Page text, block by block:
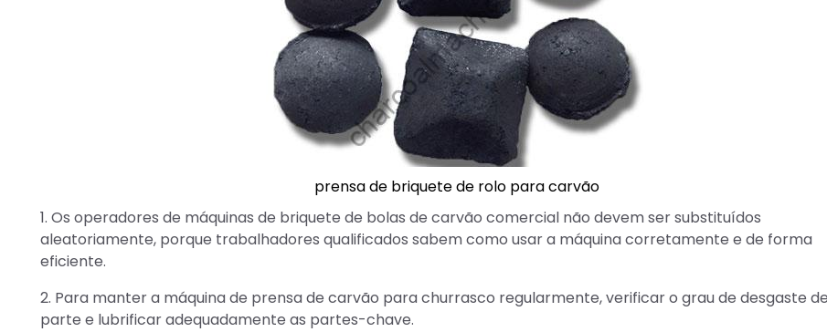
prensa de briquete de rolo para carvão
1. Os operadores de máquinas de briquete de bolas de carvão comercial não devem ser substituídos
aleatoriamente, porque trabalhadores qualificados sabem como usar a máquina corretamente e de forma
eficiente.
2. Para manter a máquina de prensa de carvão para churrasco regularmente, verificar o grau de desgaste
parte e lubrificar adequadamente as partes-chave.